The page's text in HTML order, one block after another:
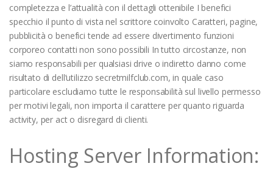
completezza e l’attualità con il dettagli ottenibile I benefici
specchio il punto di vista nel scrittore coinvolto Caratteri, pagine,
pubblicità o benefici tende ad essere divertimento funzioni
corporeo contatti non sono possibili In tutto circostanze, non
siamo responsabili per qualsiasi drive o indiretto danno come
risultato di dell’utilizzo secretmilfclub.com, in quale caso
particolare escludiamo tutte le responsabilità sul livello permesso
per motivi legali, non importa il carattere per quanto riguarda
activity, per act o disregard di clienti.
Hosting Server Information: